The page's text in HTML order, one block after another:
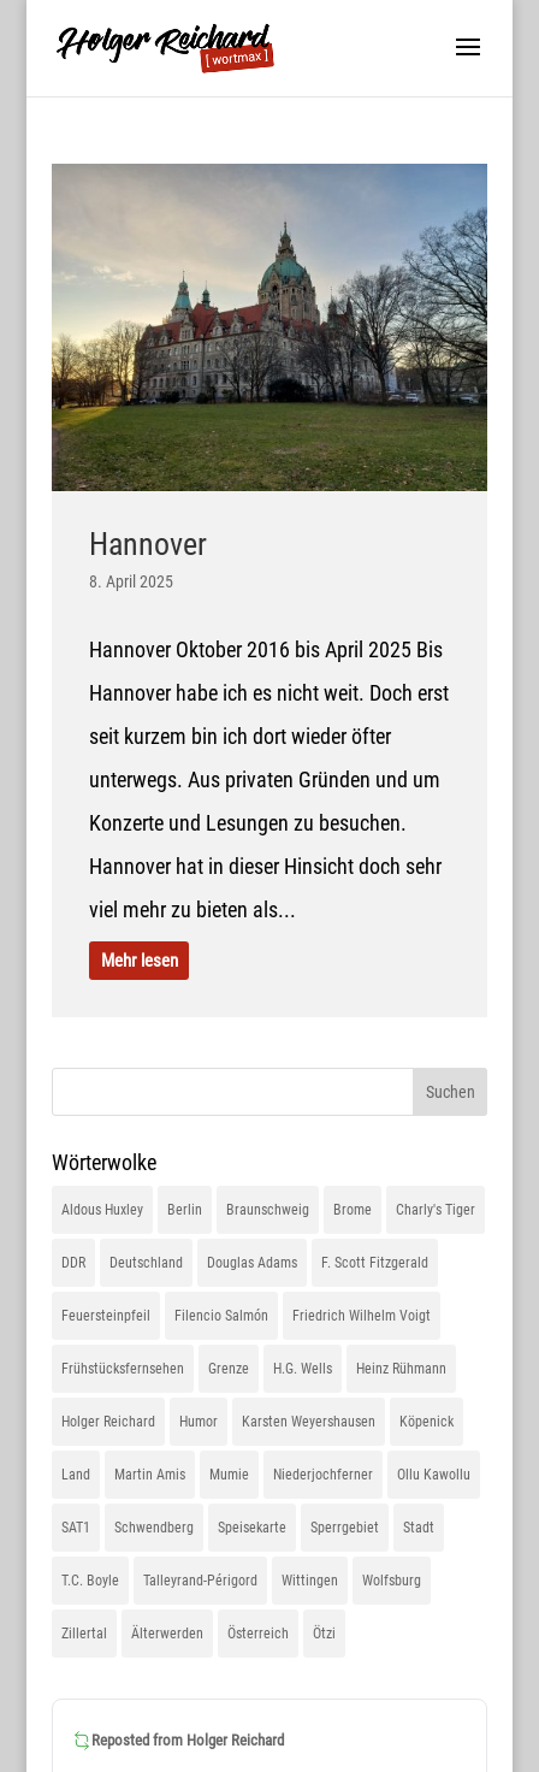
Hannover
8. April 2025
Hannover Oktober 2016 bis April 2025 Bis
Hannover habe ich es nicht weit. Doch erst
seit kurzem bin ich dort wieder öfter
unterwegs. Aus privaten Gründen und um
Konzerte und Lesungen zu besuchen.
Hannover hat in dieser Hinsicht doch sehr
viel mehr zu bieten als...
Mehr lesen
Wörterwolke
Aldous Huxley Berlin Braunschweig Brome Charly's Tiger
DDR Deutschland Douglas Adams F. Scott Fitzgerald
Feuersteinpfeil Filencio Salmón Friedrich Wilhelm Voigt
Frühstücksfernsehen Grenze H.G. Wells Heinz Rühmann
Holger Reichard Humor Karsten Weyershausen Köpenick
Land Martin Amis Mumie Niederjochferner Ollu Kawollu
SAT1 Schwendberg Speisekarte Sperrgebiet Stadt
T.C. Boyle Talleyrand-Périgord Wittingen Wolfsburg
Zillertal Älterwerden Österreich Ötzi
Reposted from Holger Reichard